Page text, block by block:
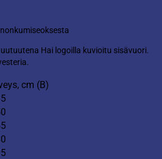
Hai logoilla kuvioitu sisävuori.
cm (B)